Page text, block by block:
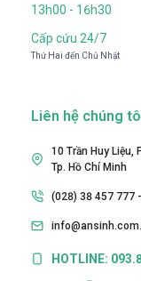
13h00 - 16h30
Cấp cứu 24/7
Thứ Hai đến Chủ Nhật
Liên hệ chúng
10 Trần Huy Liệu,
Tp. Hồ Chí Minh
(028) 38 457 777
HOTLINE: